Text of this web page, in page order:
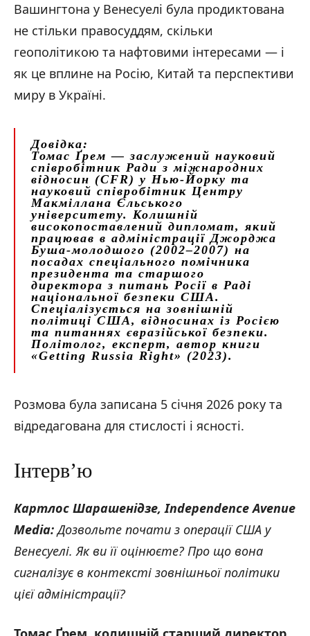
Вашингтона у Венесуелі була продиктована
не стільки правосуддям, скільки
геополітикою та нафтовими інтересами — і
як це вплине на Росію, Китай та перспективи
миру в Україні.
Довідка:
Томас Ґрем — заслужений науковий
співробітник Ради з міжнародних
відносин (CFR) у Нью-Йорку та
науковий співробітник Центру
Макміллана Єльського
університету. Колишній
високопоставлений дипломат, який
працював в адміністрації Джорджа
Буша-молодшого (2002–2007) на
посадах спеціального помічника
президента та старшого
директора з питань Росії в Раді
національної безпеки США.
Спеціалізується на зовнішній
політиці США, відносинах із Росією
та питаннях євразійської безпеки.
Політолог, експерт, автор книги
«Getting Russia Right» (2023).
Розмова була записана 5 січня 2026 року та
відредагована для стислості і ясності.
Інтерв’ю
Картлос Шарашенідзе, Independence Avenue
Media:Дозвольте почати з операції США у
Венесуелі. Як ви її оцінюєте? Про що вона
сигналізує в контексті зовнішньої політики
цієї адміністрації?